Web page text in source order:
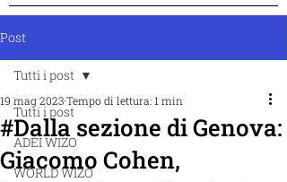
Post
Tutti i post
ADEI WIZO
WORLD WIZO
Tutti i post
#Dalla sezione di Genova:
Giacomo Cohen,
19 mag 2023Tempo di lettura: 1 min